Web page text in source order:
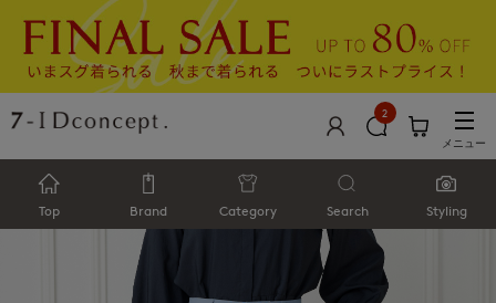
2
メニュー
Top Brand Category Search Styling